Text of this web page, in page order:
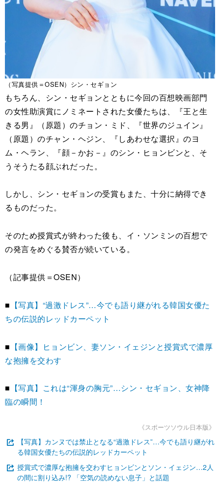
（写真提供＝OSEN）シン・セギョン
もちろん、シン・セギョンとともに今回の百想映画部門
の女性助演賞にノミネートされた女優たちは、『王と生
きる男』（原題）のチョン・ミド、『世界のジュイン』
（原題）のチャン・ヘジン、『しあわせな選択』のヨ
ム・ヘラン、『顔－かお－』のシン・ヒョンビンと、そ
うそうたる顔ぶれだった。
しかし、シン・セギョンの受賞もまた、十分に納得でき
るものだった。
そのため授賞式が終わった後も、イ・ソンミンの百想で
の発言をめぐる賛否が続いている。
（記事提供＝OSEN）
■ 【写真】“過激ドレス”…今でも語り継がれる韓国女優た
ちの伝説的レッドカーペット
■ 【画像】ヒョンビン、妻ソン・イェジンと授賞式で濃厚
な抱擁を交わす
■ 【写真】これは“渾身の胸元”…シン・セギョン、女神降
臨の瞬間！
《スポーツソウル日本版》
【写真】カンヌでは禁止となる“過激ドレス”…今でも語り継がれ
る韓国女優たちの伝説的レッドカーペット
授賞式で濃厚な抱擁を交わすヒョンビンとソン・イェジン…2人
の間に割り込み!? 「空気の読めない息子」と話題